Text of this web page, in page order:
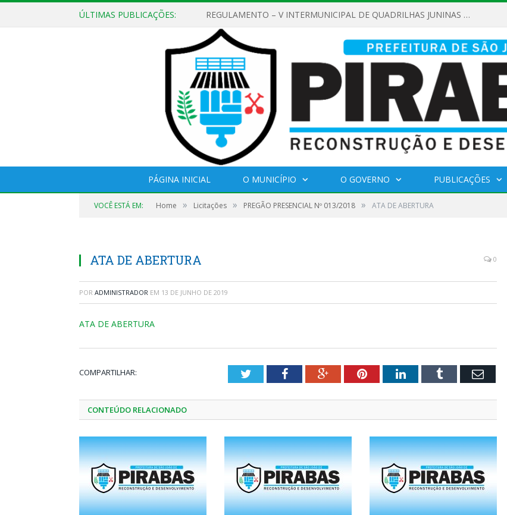
ÚLTIMAS PUBLICAÇÕES: REGULAMENTO – V INTERMUNICIPAL DE QUADRILHAS JUNINAS 2026
PÁGINA INICIAL O MUNICÍPIO O GOVERNO PUBLICAÇÕES
VOCÊ ESTÁ EM: Home » Licitações » PREGÃO PRESENCIAL Nº 013/2018 » ATA DE ABERTURA
ATA DE ABERTURA 0
POR ADMINISTRADOR EM 13 DE JUNHO DE 2019
ATA DE ABERTURA
COMPARTILHAR: TwitterFacebookGoogle+PinterestLinkedInTumblr Email
CONTEÚDO RELACIONADO